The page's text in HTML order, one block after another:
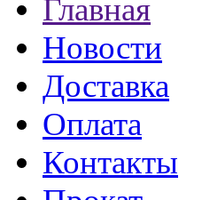
Главная
Новости
Доставка
Оплата
Контакты